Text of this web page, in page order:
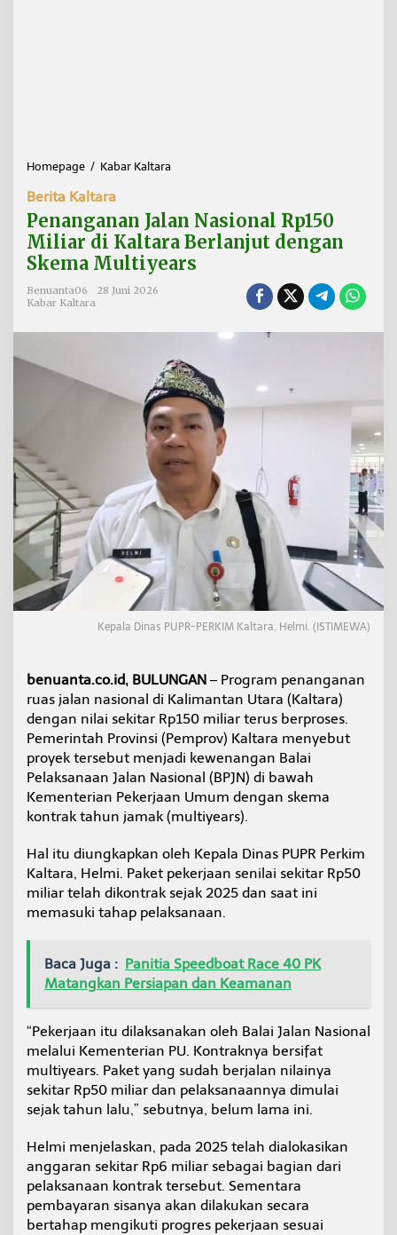
Homepage / Kabar Kaltara
a
n
g
a
l
a
n
N
s
i
o
n
a
l
R
M
i
a
r
i
K
a
l
a
r
B
e
l
a
u
t
e
n
g
n
S
k
m
M
u
l
t
Berita Kaltara
Penanganan Jalan Nasional Rp150
Miliar di Kaltara Berlanjut dengan
Skema Multiyears
Benuanta06
28 Juni 2026
Kabar Kaltara
Kepala Dinas PUPR-PERKIM Kaltara, Helmi. (ISTIMEWA)
benuanta.co.id, BULUNGAN – Program penanganan
ruas jalan nasional di Kalimantan Utara (Kaltara)
dengan nilai sekitar Rp150 miliar terus berproses.
Pemerintah Provinsi (Pemprov) Kaltara menyebut
proyek tersebut menjadi kewenangan Balai
Pelaksanaan Jalan Nasional (BPJN) di bawah
Kementerian Pekerjaan Umum dengan skema
kontrak tahun jamak (multiyears).
Hal itu diungkapkan oleh Kepala Dinas PUPR Perkim
Kaltara, Helmi. Paket pekerjaan senilai sekitar Rp50
miliar telah dikontrak sejak 2025 dan saat ini
memasuki tahap pelaksanaan.
Baca Juga : Panitia Speedboat Race 40 PK
Matangkan Persiapan dan Keamanan
“Pekerjaan itu dilaksanakan oleh Balai Jalan Nasional
melalui Kementerian PU. Kontraknya bersifat
multiyears. Paket yang sudah berjalan nilainya
sekitar Rp50 miliar dan pelaksanaannya dimulai
sejak tahun lalu,” sebutnya, belum lama ini.
Helmi menjelaskan, pada 2025 telah dialokasikan
anggaran sekitar Rp6 miliar sebagai bagian dari
pelaksanaan kontrak tersebut. Sementara
pembayaran sisanya akan dilakukan secara
bertahap mengikuti progres pekerjaan sesuai